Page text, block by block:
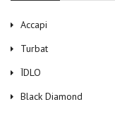
Accapi
Turbat
ЇDLO
Black Diamond